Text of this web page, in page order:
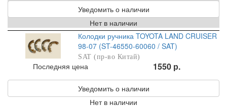
Уведомить о наличии
Нет в наличии
Колодки ручника TOYOTA LAND CRUISER
98-07 (ST-46550-60060 / SAT)
SAT (пр-во Китай)
Последняя цена 1550 р.
Уведомить о наличии
Нет в наличии